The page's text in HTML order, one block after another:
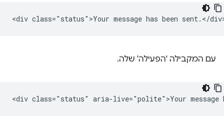
עם המקבילה 'הפעילה' שלה.